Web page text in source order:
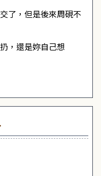
了，但是後來周硯不
，還是妳自己想